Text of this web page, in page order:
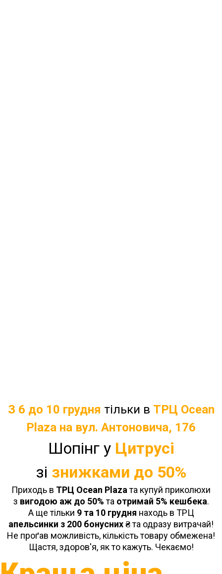
З 6 до 10 грудня тільки в ТРЦ Ocean
Plaza на вул. Антоновича, 176
Шопінг у Цитрусі
зі знижками до 50%
Приходь в ТРЦ Ocean Plazaта купуй приколюхи
з вигодою аж до 50%та отримай 5% кешбека.
А ще тільки 9 та 10 грудня находь в ТРЦ
апельсинки з 200 бонусних ₴та одразу витрачай!
Не проґав можливість, кількість товару обмежена!
Щастя, здоров'я, як то кажуть. Чекаємо!